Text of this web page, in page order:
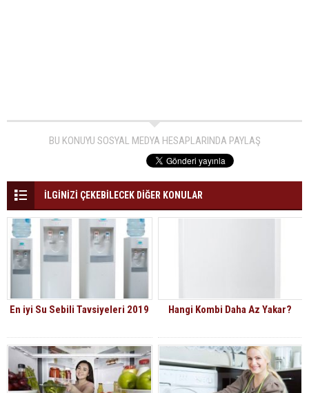
BU KONUYU SOSYAL MEDYA HESAPLARINDA PAYLAŞ
İLGİNİZİ ÇEKEBİLECEK DİĞER KONULAR
En iyi Su Sebili Tavsiyeleri 2019 Hangi Kombi Daha Az Yakar?